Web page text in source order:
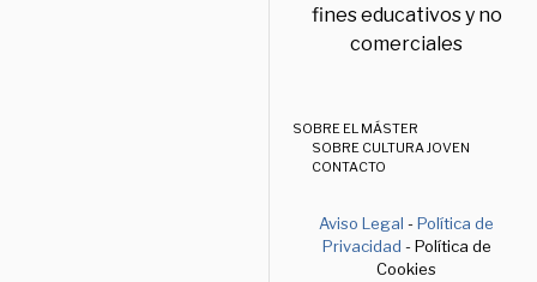
fines educativos y no
comerciales
SOBRE EL MÁSTER
SOBRE CULTURA JOVEN
CONTACTO
Aviso Legal -Política de
Privacidad - Política de
Cookies